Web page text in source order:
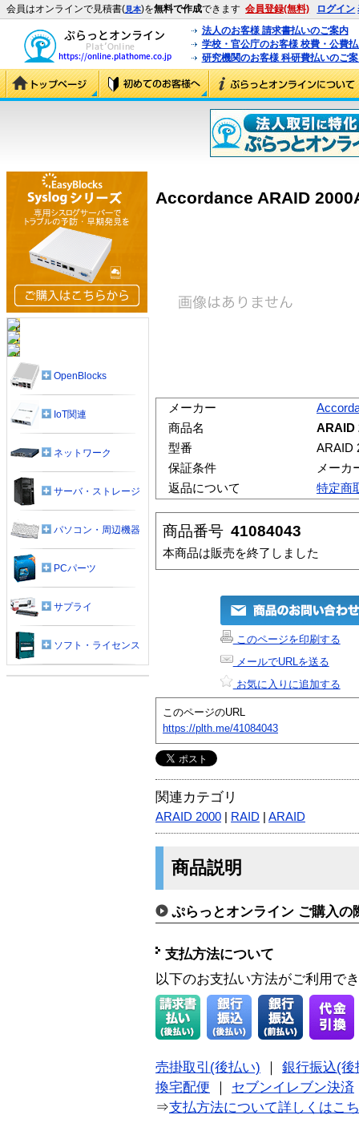
会員はオンラインで見積書(見本)を無料で作成できます 会員登録(無料) ログイン
法人のお客様 請求書払いのご案内
学校・官公庁のお客様 校費・公費
研究機関のお客様 科研費払いのご
Accordance ARAID
メーカー
商品名
ARAID
型番
ARAID
保証条件
メーカ
返品について
特定商
商品番号 41084043
本商品は販売を終了しました
このページを印刷する
メールでURLを送る
お気に入りに追加する
このページのURL
https://plth.me/41084043
関連カテゴリ
ARAID 2000 RAID ARAID
商品説明
ぷらっとオンライン ご購入の
支払方法について
以下のお支払い方法がご利用で
売掛取引(後払い)
銀行振込(後
換宅配便
セブンイレブン決済
⇒支払方法について詳しくはこ
OpenBlocks
IoT関連
ネットワーク
サーバ・ストレージ
パソコン・周辺機器
PCパーツ
サプライ
ソフト・ライセンス